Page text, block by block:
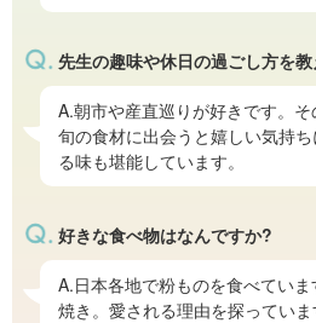
先生の趣味や休日の過ごし方を教
A.朝市や産直巡りが好きです。
旬の食材に出会うと嬉しい気持
る味も堪能しています。
好きな食べ物はなんですか?
A.日本各地で粉ものを食べてい
焼き。愛される理由を探っていま